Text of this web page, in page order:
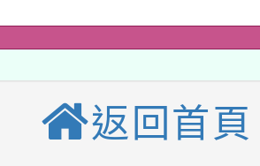
優單位及節水達
學年度第2次
選結果公告(無人
動共學行動站研
辦理115年度閱讀
返回首頁